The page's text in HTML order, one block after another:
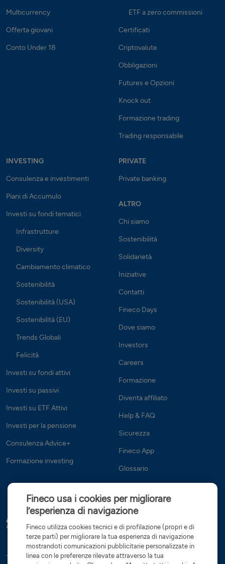
Multicurrency
Offerta giovani
Conto Under 18
ETF a zero commissioni
Certificati
Criptovalute
Obbligazioni
Futures e Opzioni
Knock out
Formazione trading
Trading responsabile
INVESTING
Consulenza e investimenti
Piani di Accumulo
Investi su fondi tematici
Infrastrutture
Diversity
Cambiamento climatico
Sostenibilità
Sostenibilità (USA)
Sostenibilità (EU)
Trends Globali
Felicità
Investi su fondi attivi
Investi su passivi
Investi su ETF Attivi
Investi per la pensione
Consulenza Advice+
Formazione investing
PRIVATE
Private banking
ALTRO
Chi siamo
Sostenibilità
Solidarietà
Iniziative
Contatti
Fineco Days
Dove siamo
Investors
Careers
Formazione
Diventa affiliato
Help & FAQ
Sicurezza
Fineco App
Glossario
Tutte le condizioni Trasparenza Reclami e ricorsi
Fineco usa i cookies per migliorare
l’esperienza di navigazione
Fineco utilizza cookies tecnici e di profilazione (propri e di
terze parti) per migliorare la tua esperienza di navigazione
mostrandoti comunicazioni pubblicitarie personalizzate in
linea con le preferenze rilevate attraverso la tua